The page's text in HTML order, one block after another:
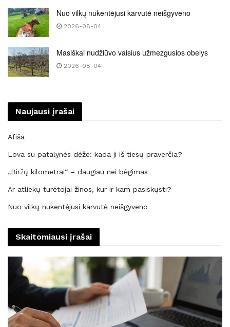
Nuo vilkų nukentėjusi karvutė neišgyveno
2026-08-04
Masiškai nudžiūvo vaisius užmezgusios obelys
2026-08-04
Naujausi įrašai
Afiša
Lova su patalynės dėže: kada ji iš tiesų praverčia?
„Biržų kilometrai“ – daugiau nei bėgimas
Ar atliekų turėtojai žinos, kur ir kam pasiskųsti?
Nuo vilkų nukentėjusi karvutė neišgyveno
Skaitomiausi įrašai